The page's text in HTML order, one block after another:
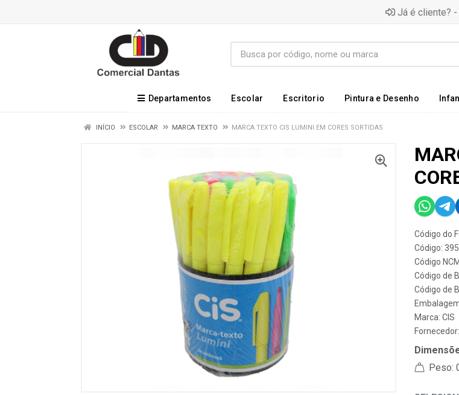
Já é cliente? -
Departamentos Escolar Escritorio Pintura e Desenho
INÍCIO ESCOLAR MARCA TEXTO MARCA TEXTO CIS LUMINI EM CORES SORTIDAS
Código do
Código:
Código
Código de
Código de
Marca: CIS
Fornecedor:
Peso: